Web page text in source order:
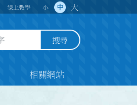
線上教學 小 中 大
搜尋
相關網站